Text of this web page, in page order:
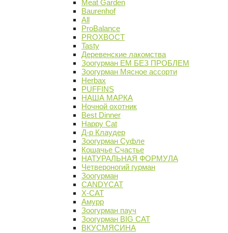
Meat Garden
Baurenhof
All
ProBalance
PROХВОСТ
Tasty
Деревенские лакомства
Зоогурман ЕМ БЕЗ ПРОБЛЕМ
Зоогурман Мясное ассорти
Herbax
PUFFINS
НАША МАРКА
Ночной охотник
Best Dinner
Happy Cat
Д-р Клаудер
Зоогурман Суфле
Кошачье Счастье
НАТУРАЛЬНАЯ ФОРМУЛА
Четвероногий гурман
Зоогурман
CANDYCAT
X-CAT
Амурр
Зоогурман пауч
Зоогурман BIG CAT
ВКУСМЯСИНА